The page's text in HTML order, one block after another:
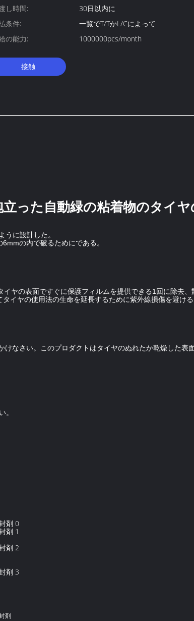
し時間:
30日以内に
条件:
一覧でT/TかL/Cによって
の能力:
1000000pcs/month
接触
った自動緑の粘着物のタイ
に設計した。
の内で破るためにである。
ヤの表面ですぐに保護フィルムを提供できる1回に除去
イヤの使用法の生命を延長するために紫外線損傷を避け
なさい。このプロダクトはタイヤのぬれたか乾燥した表
。
剤